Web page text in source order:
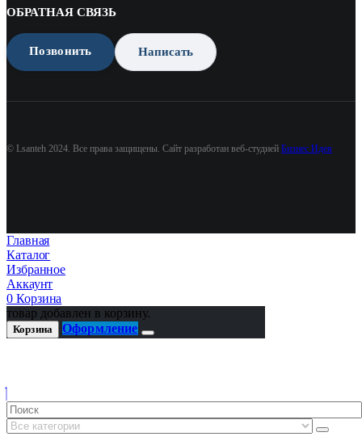
ОБРАТНАЯ СВЯЗЬ
Позвонить Написать
© Lsanteh 2024. Все права защищены. Сайт разработан веб-студией Бизнес Идея
Главная
Каталог
Избранное
Аккаунт
0 Корзина
товар добавлен в корзину.
Корзина Оформление